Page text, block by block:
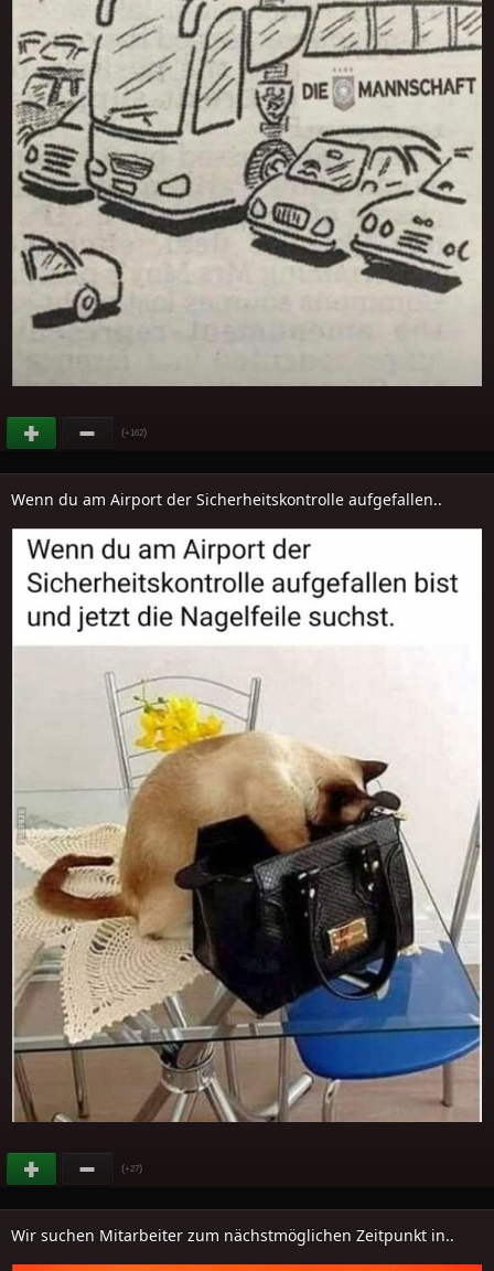
(+162)
Wenn du am Airport der Sicherheitskontrolle aufgefallen..
(+27)
Wir suchen Mitarbeiter zum nächstmöglichen Zeitpunkt in..